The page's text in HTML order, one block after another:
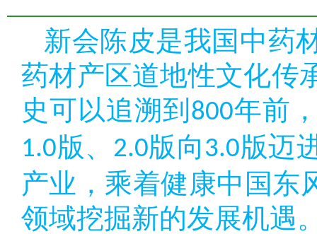
新会陈皮是我国中药
药材产区道地性文化传
史可以追溯到 800年前
1.0版、 2.0版向 3.0版迈
产业，乘着健康中国东
领域挖掘新的发展机遇